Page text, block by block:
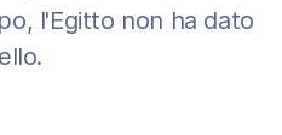
l'Egitto non ha dato